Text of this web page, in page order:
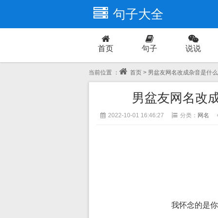
句子大全
首页 句子 说说
爱情
当前位置 ： 首页 > 男盆友网名改成杂音是什
男盆友网名改
2022-10-01 16:46:27 分类： 网名
我怀念的是